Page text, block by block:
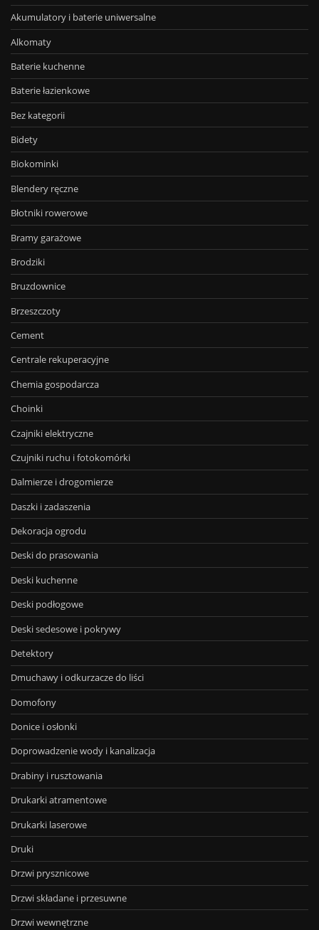
Akumulatory i baterie uniwersalne
Alkomaty
Baterie kuchenne
Baterie łazienkowe
Bez kategorii
Bidety
Biokominki
Blendery ręczne
Błotniki rowerowe
Bramy garażowe
Brodziki
Bruzdownice
Brzeszczoty
Cement
Centrale rekuperacyjne
Chemia gospodarcza
Choinki
Czajniki elektryczne
Czujniki ruchu i fotokomórki
Dalmierze i drogomierze
Daszki i zadaszenia
Dekoracja ogrodu
Deski do prasowania
Deski kuchenne
Deski podłogowe
Deski sedesowe i pokrywy
Detektory
Dmuchawy i odkurzacze do liści
Domofony
Donice i osłonki
Doprowadzenie wody i kanalizacja
Drabiny i rusztowania
Drukarki atramentowe
Drukarki laserowe
Druki
Drzwi prysznicowe
Drzwi składane i przesuwne
Drzwi wewnętrzne